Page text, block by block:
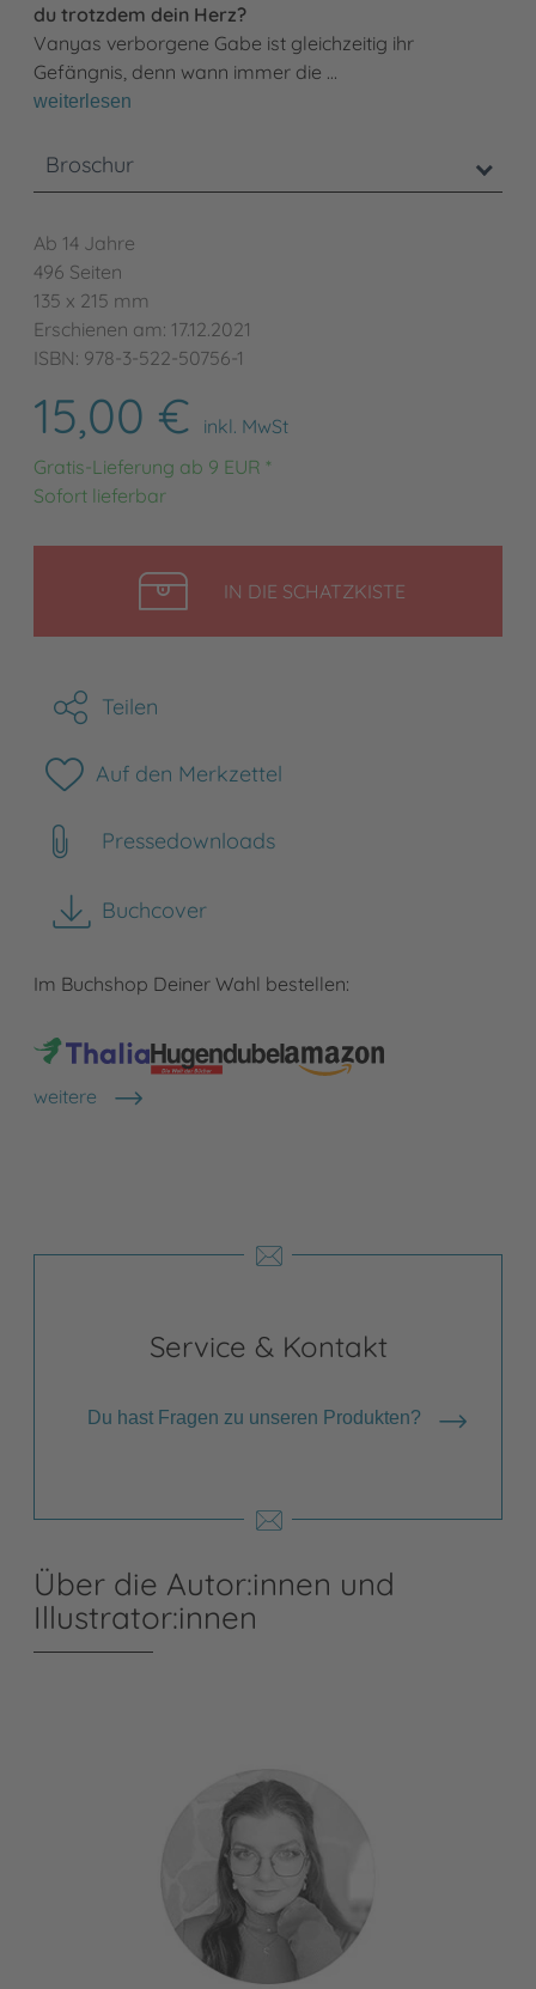
du trotzdem dein Herz?
Vanyas verborgene Gabe ist gleichzeitig ihr
Gefängnis, denn wann immer die …
weiterlesen
Broschur
Ab 14 Jahre
496 Seiten
135 x 215 mm
Erschienen am: 17.12.2021
ISBN: 978-3-522-50756-1
15,00 €
inkl. MwSt
Gratis-Lieferung ab 9 EUR *
Sofort lieferbar
IN DIE SCHATZKISTELEGEN
Teilen
Auf den Merkzettel
Pressedownloads
Buchcover
herunterladen
Im Buchshop Deiner Wahl bestellen:
weitere
Shops anzeigen
Service & Kontakt
Du hast Fragen zu unseren Produkten?
Über die Autor:innen und
Illustrator:innen